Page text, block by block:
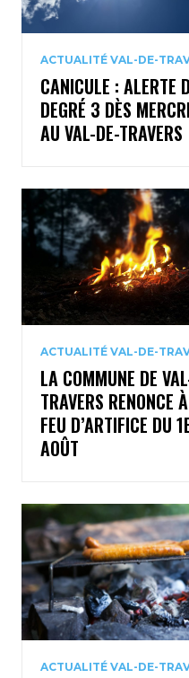
ACTUALITÉ VAL-DE-
CANICULE : ALERTE
DEGRÉ 3 DÈS
AU VAL-DE-TRAVERS
ACTUALITÉ VAL-DE-
LA COMMUNE DE
TRAVERS RENONCE
FEU D’ARTIFICE DU
AOÛT
ACTUALITÉ VAL-DE-